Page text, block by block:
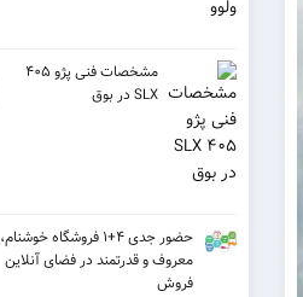
مشخصات فنی پژو ۴۰۵
SLX در بوق
حضور جدی ۴+۱ فروشگاه خوشنام،
معروف و قدرتمند در فضای آنلاین
فروش